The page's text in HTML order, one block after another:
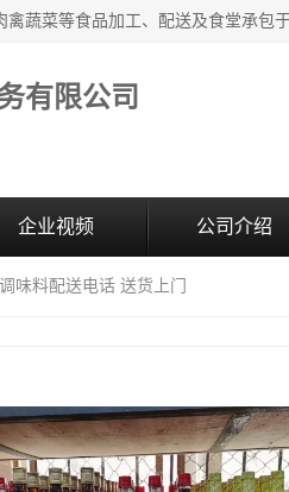
有限公司
企业视频 公司介绍
味料配送电话 送货上门